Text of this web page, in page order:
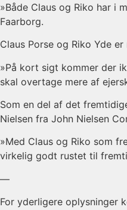
»Både Claus og Riko har i
Faarborg.
Claus Porse og Riko Yde
»På kort sigt kommer der
skal overtage mere af
Som en del af det
Nielsen fra John Nielsen
»Med Claus og Riko som
virkelig godt rustet til
—
For yderligere oplysninger